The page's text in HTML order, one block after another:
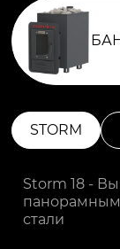
STORM
Storm 18 -
стали